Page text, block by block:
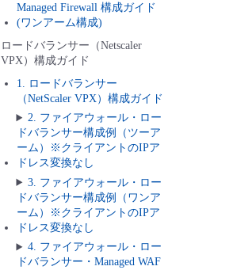
Managed Firewall 構成ガイド
(ワンアーム構成)
ロードバランサー（Netscaler
VPX）構成ガイド
1. ロードバランサー
（NetScaler VPX）構成ガイド
2. ファイアウォール・ロー
ドバランサー構成例（ツーア
ーム）※クライアントのIPア
ドレス変換なし
3. ファイアウォール・ロー
ドバランサー構成例（ワンア
ーム）※クライアントのIPア
ドレス変換なし
4. ファイアウォール・ロー
ドバランサー・Managed WAF